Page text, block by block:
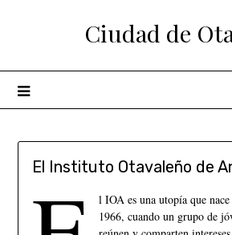
Ciudad de
El Instituto Otavaleño de
l IOA es una utopía que
1966, cuando un grupo de